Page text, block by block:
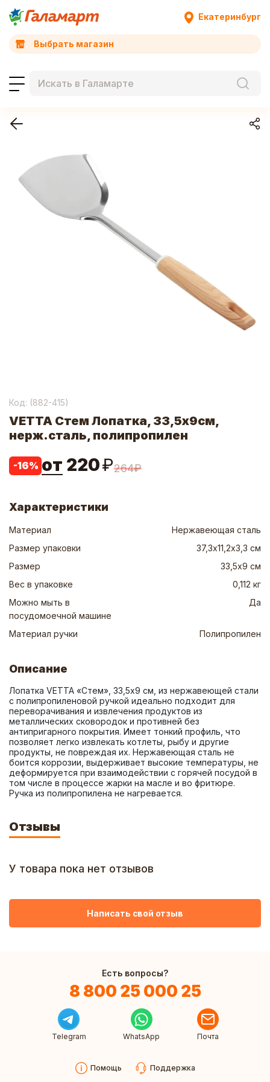
Екатеринбург
Выбрать магазин
Код: (882-415)
VETTA Стем Лопатка, 33,5х9см,
нерж.сталь, полипропилен
-16% от 220₽264₽
Характеристики
Материал
Нержавеющая сталь
Размер упаковки
37,3х11,2х3,3 см
Размер
33,5х9 см
Вес в упаковке
0,112 кг
Можно мыть в
посудомоечной машине
Да
Материал ручки Полипропилен
Описание
Лопатка VETTA «Стем», 33,5х9 см, из нержавеющей стали
с полипропиленовой ручкой идеально подходит для
переворачивания и извлечения продуктов из
металлических сковородок и противней без
антипригарного покрытия. Имеет тонкий профиль, что
позволяет легко извлекать котлеты, рыбу и другие
продукты, не повреждая их. Нержавеющая сталь не
боится коррозии, выдерживает высокие температуры, не
деформируется при взаимодействии с горячей посудой в
том числе в процессе жарки на масле и во фритюре.
Ручка из полипропилена не нагревается.
Отзывы
У товара пока нет отзывов
Написать свой отзыв
Есть вопросы?
8 800 25 000 25
Telegram WhatsApp Почта
Помощь Поддержка